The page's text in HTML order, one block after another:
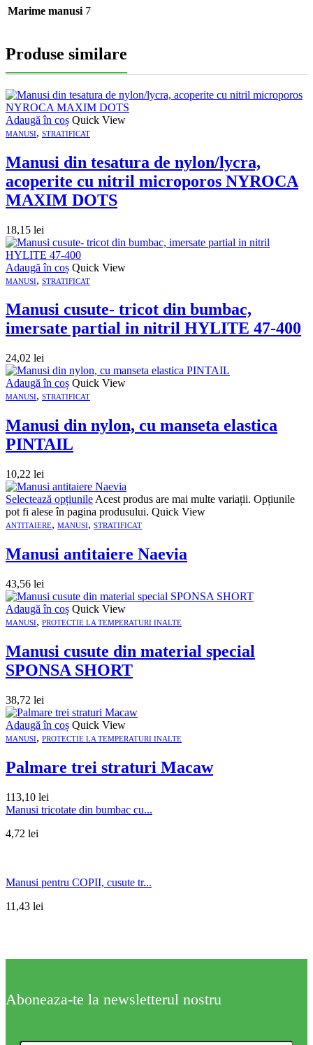
Marime manusi 7
Produse similare
Adaugă în coș Quick View
MANUSI, STRATIFICAT
Manusi din tesatura de nylon/lycra,
acoperite cu nitril microporos NYROCA
MAXIM DOTS
18,15 lei
Adaugă în coș Quick View
MANUSI, STRATIFICAT
Manusi cusute- tricot din bumbac,
imersate partial in nitril HYLITE 47-400
24,02 lei
Adaugă în coș Quick View
MANUSI, STRATIFICAT
Manusi din nylon, cu manseta elastica
PINTAIL
10,22 lei
Selectează opțiunile Acest produs are mai multe variații. Opțiunile
pot fi alese în pagina produsului. Quick View
ANTITAIERE, MANUSI, STRATIFICAT
Manusi antitaiere Naevia
43,56 lei
Adaugă în coș Quick View
MANUSI, PROTECTIE LA TEMPERATURI INALTE
Manusi cusute din material special
SPONSA SHORT
38,72 lei
Adaugă în coș Quick View
MANUSI, PROTECTIE LA TEMPERATURI INALTE
Palmare trei straturi Macaw
113,10 lei
Manusi tricotate din bumbac cu...
4,72 lei
Manusi pentru COPII, cusute tr...
11,43 lei
Aboneaza-te la newsletterul nostru